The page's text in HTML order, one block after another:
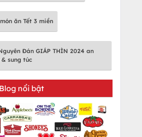
ăn Tết 3 miền
Đán GIÁP THÌN 2024 an
& sung túc
nổi bật